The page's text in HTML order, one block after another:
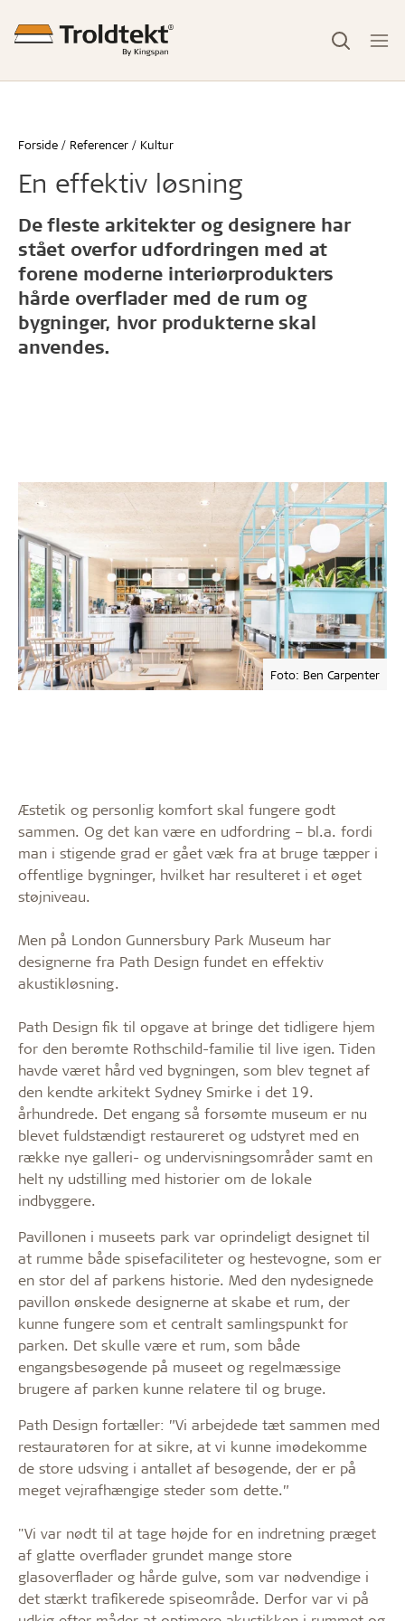
Forside Referencer Kultur
En effektiv løsning
De fleste arkitekter og designere har
stået overfor udfordringen med at
forene moderne interiørprodukters
hårde overflader med de rum og
bygninger, hvor produkterne skal
anvendes.
Foto: Ben Carpenter
Æstetik og personlig komfort skal fungere godt
sammen. Og det kan være en udfordring – bl.a. fordi
man i stigende grad er gået væk fra at bruge tæpper i
offentlige bygninger, hvilket har resulteret i et øget
støjniveau.
Men på London Gunnersbury Park Museum har
designerne fra Path Design fundet en effektiv
akustikløsning.
Path Design fik til opgave at bringe det tidligere hjem
for den berømte Rothschild-familie til live igen. Tiden
havde været hård ved bygningen, som blev tegnet af
den kendte arkitekt Sydney Smirke i det 19.
århundrede. Det engang så forsømte museum er nu
blevet fuldstændigt restaureret og udstyret med en
række nye galleri- og undervisningsområder samt en
helt ny udstilling med historier om de lokale
indbyggere.
Pavillonen i museets park var oprindeligt designet til
at rumme både spisefaciliteter og hestevogne, som er
en stor del af parkens historie. Med den nydesignede
pavillon ønskede designerne at skabe et rum, der
kunne fungere som et centralt samlingspunkt for
parken. Det skulle være et rum, som både
engangsbesøgende på museet og regelmæssige
brugere af parken kunne relatere til og bruge.
Path Design fortæller: ”Vi arbejdede tæt sammen med
restauratøren for at sikre, at vi kunne imødekomme
de store udsving i antallet af besøgende, der er på
meget vejrafhængige steder som dette.”
"Vi var nødt til at tage højde for en indretning præget
af glatte overflader grundet mange store
glasoverflader og hårde gulve, som var nødvendige i
det stærkt trafikerede spiseområde. Derfor var vi på